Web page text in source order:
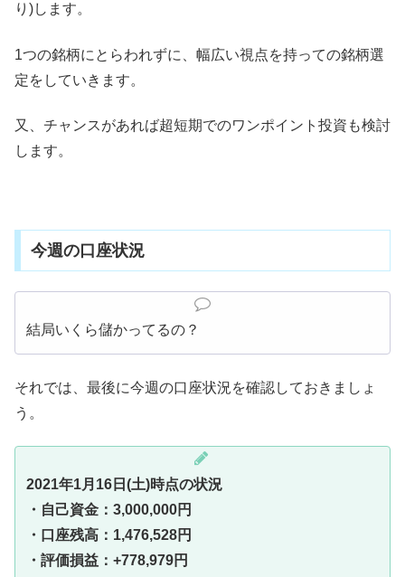
り)します。
1つの銘柄にとらわれずに、幅広い視点を持っての銘柄選
定をしていきます。
又、チャンスがあれば超短期でのワンポイント投資も検討
します。
今週の口座状況
結局いくら儲かってるの？
それでは、最後に今週の口座状況を確認しておきましょ
う。
2021年1月16日(土)時点の状況
・自己資金：3,000,000円
・口座残高：1,476,528円
・評価損益：+778,979円